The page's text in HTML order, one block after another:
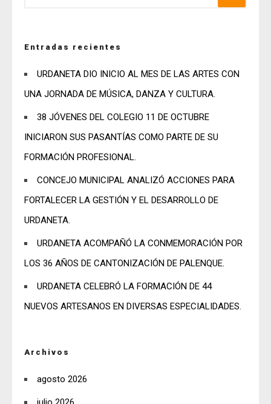
Entradas recientes
URDANETA DIO INICIO AL MES DE LAS ARTES CON
UNA JORNADA DE MÚSICA, DANZA Y CULTURA.
38 JÓVENES DEL COLEGIO 11 DE OCTUBRE
INICIARON SUS PASANTÍAS COMO PARTE DE SU
FORMACIÓN PROFESIONAL.
CONCEJO MUNICIPAL ANALIZÓ ACCIONES PARA
FORTALECER LA GESTIÓN Y EL DESARROLLO DE
URDANETA.
URDANETA ACOMPAÑÓ LA CONMEMORACIÓN POR
LOS 36 AÑOS DE CANTONIZACIÓN DE PALENQUE.
URDANETA CELEBRÓ LA FORMACIÓN DE 44
NUEVOS ARTESANOS EN DIVERSAS ESPECIALIDADES.
Archivos
agosto 2026